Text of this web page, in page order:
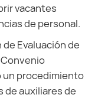
vacantes
de personal.
Evaluación de
un procedimiento
de auxiliares de